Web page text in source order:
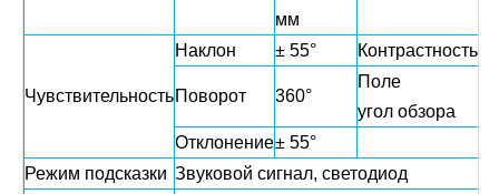
мм
Чувствительность
Наклон ± 55° Контрастность
Поворот 360°
Поле
угол обзора
Отклонение± 55°
Режим подсказки Звуковой сигнал, светодиод